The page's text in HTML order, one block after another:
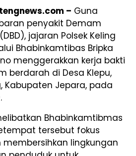
– Guna
penyakit Demam
jajaran Polsek Keling
Bhabinkamtibas Bripka
menggerakkan kerja bakti
berdarah di Desa Klepu,
Kabupaten Jepara, pada
Bhabinkamtibmas
tersebut fokus
lingkungan